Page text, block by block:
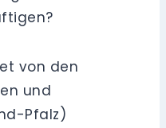
von den
und
Pfalz)